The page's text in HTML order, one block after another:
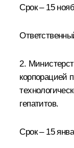
Срок – 15
2.
корпорацией
гепатитов.
Срок – 15